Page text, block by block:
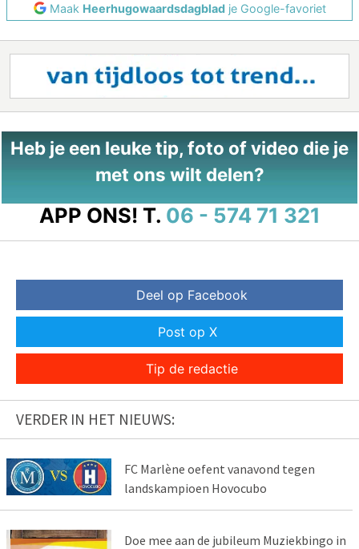
Maak Heerhugowaardsdagbladje Google-favoriet
Heb je een leuke tip, foto of video die je
met ons wilt delen?
APP ONS! T. 06 - 574 71 321
Deel op Facebook
Post op X
Tip de redactie
VERDER IN HET NIEUWS:
FC Marlène oefent vanavond tegen
landskampioen Hovocubo
Doe mee aan de jubileum Muziekbingo in